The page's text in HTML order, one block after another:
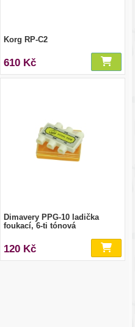
Korg RP-C2
610 Kč
Dimavery PPG-10 ladička
foukací, 6-ti tónová
120 Kč